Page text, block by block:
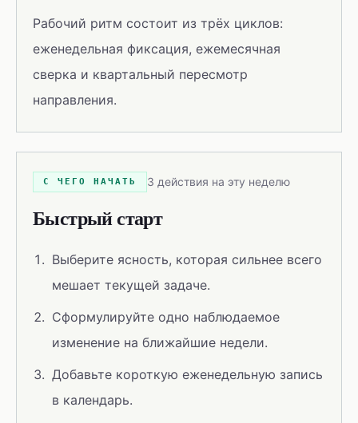
Рабочий ритм состоит из трёх циклов:
еженедельная фиксация, ежемесячная
сверка и квартальный пересмотр
направления.
С ЧЕГО НАЧАТЬ 3 действия на эту неделю
Быстрый старт
Выберите ясность, которая сильнее всего
мешает текущей задаче.
Сформулируйте одно наблюдаемое
изменение на ближайшие недели.
Добавьте короткую еженедельную запись
в календарь.